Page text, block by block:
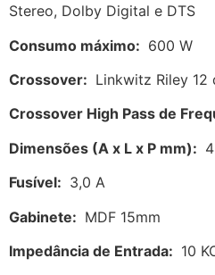
Stereo, Dolby Digital e DTS
Consumo máximo: 600 W
Crossover: Linkwitz Riley 12
Crossover High Pass de
Dimensões (A x L x P mm):
Fusível: 3,0 A
Gabinete: MDF 15mm
Impedância de Entrada: 10